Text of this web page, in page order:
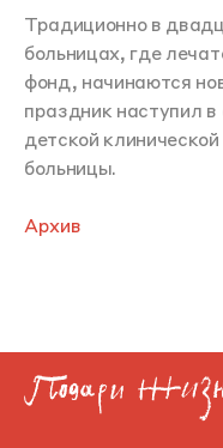
Традиционно в
больницах, где
фонд, начинаются
праздник наступил
детской
больницы.
Архив